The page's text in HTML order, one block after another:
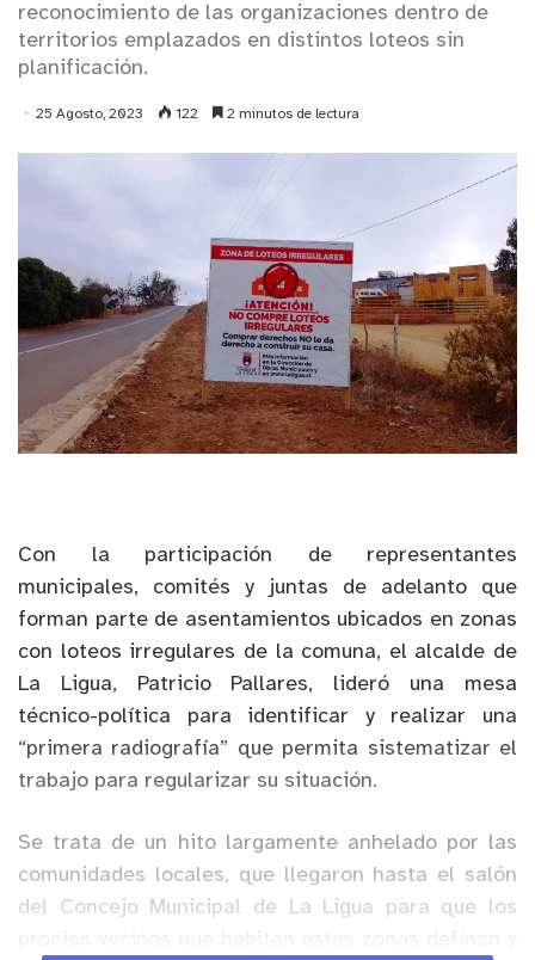
reconocimiento de las organizaciones dentro de
territorios emplazados en distintos loteos sin
planificación.
25 Agosto, 2023 122 2 minutos de lectura
Con la participación de representantes
municipales, comités y juntas de adelanto que
forman parte de asentamientos ubicados en zonas
con loteos irregulares de la comuna, el alcalde de
La Ligua, Patricio Pallares, lideró una mesa
técnico-política para identificar y realizar una
“primera radiografía” que permita sistematizar el
trabajo para regularizar su situación.
Se trata de un hito largamente anhelado por las
comunidades locales, que llegaron hasta el salón
del Concejo Municipal de La Ligua para que los